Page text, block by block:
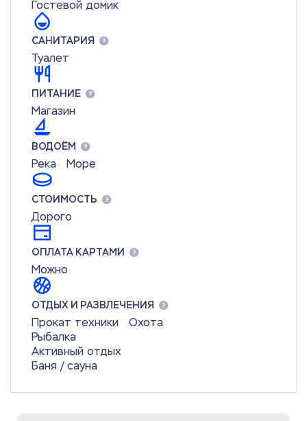
Гостевой домик
САНИТАРИЯ
Туалет
ПИТАНИЕ
Магазин
ВОДОЁМ
Река Море
СТОИМОСТЬ
Дорого
ОПЛАТА КАРТАМИ
Можно
ОТДЫХ И РАЗВЛЕЧЕНИЯ
Прокат техники
Охота
Рыбалка
Активный отдых
Баня / сауна